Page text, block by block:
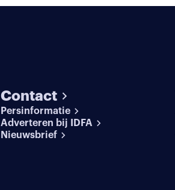
Contact
Persinformatie
Adverteren bij IDFA
Nieuwsbrief